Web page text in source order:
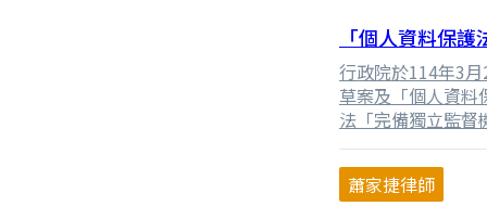
「個人資料保
行政院於114年3
草案及「個人資料
法「完備獨立監督
料治理」。本次修
本文擬由修正條文
的修法方向，並
蕭家捷律師